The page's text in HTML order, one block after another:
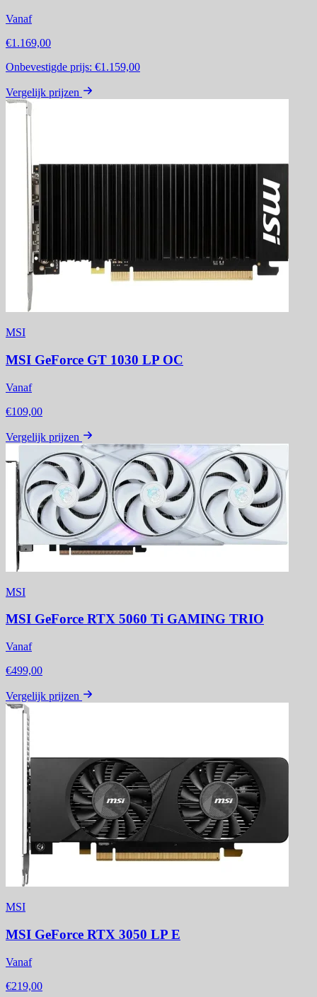
Vanaf
€1.169,00
Onbevestigde prijs: €1.159,00
Vergelijk prijzen
MSI
MSI GeForce GT 1030 LP OC
Vanaf
€109,00
Vergelijk prijzen
MSI
MSI GeForce RTX 5060 Ti GAMING TRIO
Vanaf
€499,00
Vergelijk prijzen
MSI
MSI GeForce RTX 3050 LP E
Vanaf
€219,00